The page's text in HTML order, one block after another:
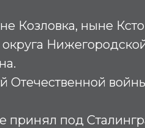
Козловка, ныне
Отечественной
принял под